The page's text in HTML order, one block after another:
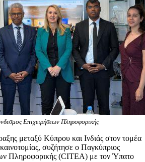
Επιχειρήσεων Πληροφορικής
μεταξύ Κύπρου και Ινδιάς στον τομέα
καινοτομίας, συζήτησε ο Παγκύπριος
Πληροφορικής (CITEA) με τον Ύπατο